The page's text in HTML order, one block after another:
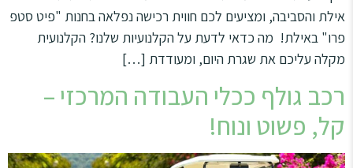
אילת והסביבה, ומציעים לכם חווית רכישה נפלאה בחנות "פיט סטפ
פרו" באילת! מה כדאי לדעת על הקלנועיות שלנו? הקלנועית
מקלה עליכם את שגרת היום, ומעודדת […]
רכב גולף ככלי העבודה המרכזי –
קל, פשוט ונוח!